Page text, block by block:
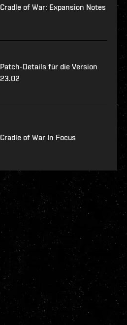
Cradle of War: Expansion Notes
Patch-Details für die Version
23.02
Cradle of War In Focus